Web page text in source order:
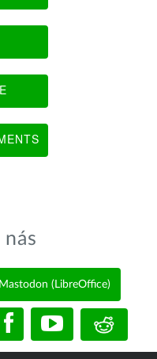
Mastodon (LibreOffice)